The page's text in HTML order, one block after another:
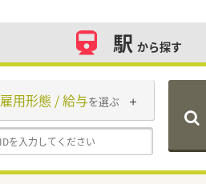
駅 から探す
雇用形態 / 給与を選ぶ